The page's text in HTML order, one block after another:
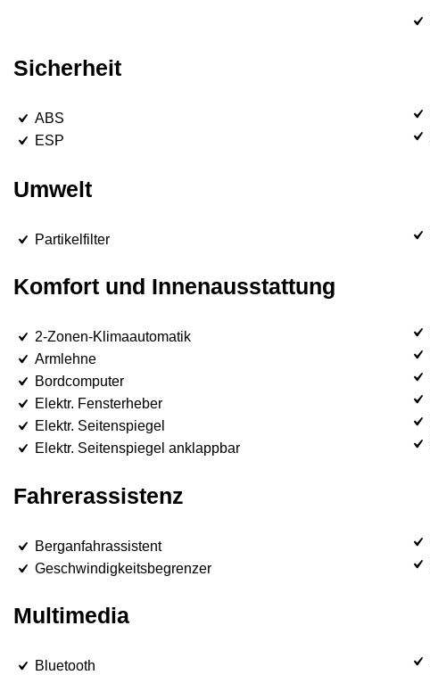
Sicherheit
ABS
ESP
Umwelt
Partikelfilter
Komfort und Innenausstattung
2-Zonen-Klimaautomatik
Armlehne
Bordcomputer
Elektr. Fensterheber
Elektr. Seitenspiegel
Elektr. Seitenspiegel anklappbar
Fahrerassistenz
Berganfahrassistent
Geschwindigkeitsbegrenzer
Multimedia
Bluetooth